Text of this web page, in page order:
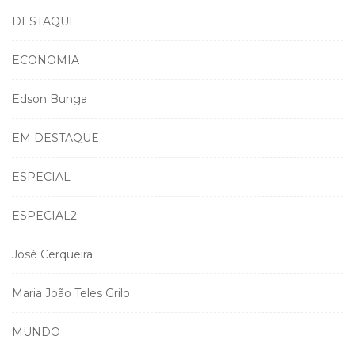
DESTAQUE
ECONOMIA
Edson Bunga
EM DESTAQUE
ESPECIAL
ESPECIAL2
José Cerqueira
Maria João Teles Grilo
MUNDO